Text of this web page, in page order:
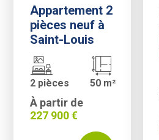
Appartement 2
pièces neuf à
Saint-Louis
2 pièces 50 m²
À partir de
227 900 €